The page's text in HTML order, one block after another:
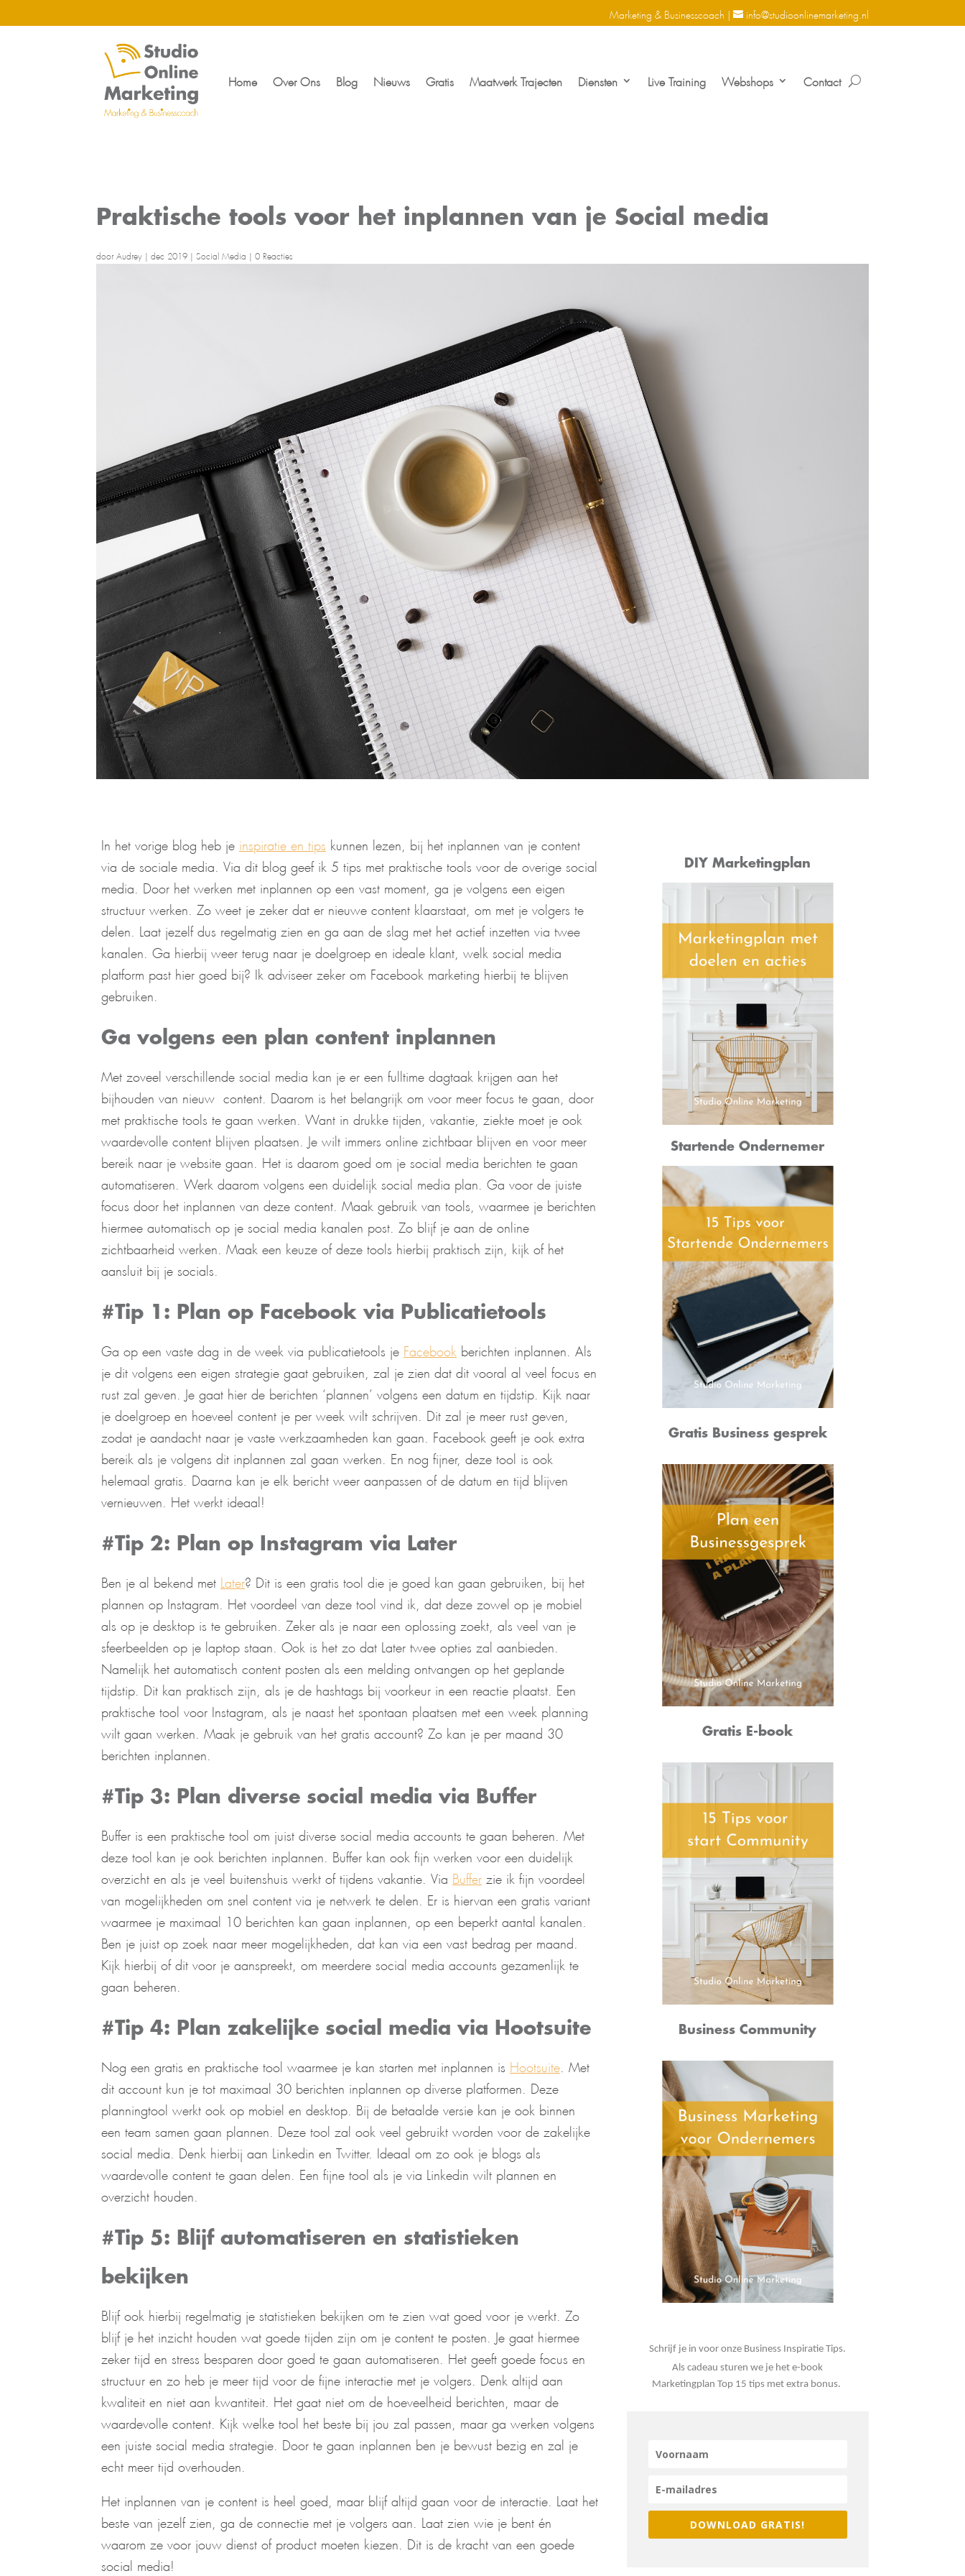
Marketing & Businesscoach | info@studioonlinemarketing.nl
Home Over Ons Blog Nieuws Gratis Maatwerk Trajecten Diensten Live Training Webshops Contact
Praktische tools voor het inplannen van je Social media
door Audrey |dec 2019 Social Media |0 Reacties
In het vorige blog heb je inspiratie en tips kunnen lezen, bij het inplannen van je content
via de sociale media. Via dit blog geef ik 5 tips met praktische tools voor de overige social
media. Door het werken met inplannen op een vast moment, ga je volgens een eigen
structuur werken. Zo weet je zeker dat er nieuwe content klaarstaat, om met je volgers te
delen. Laat jezelf dus regelmatig zien en ga aan de slag met het actief inzetten via twee
kanalen. Ga hierbij weer terug naar je doelgroep en ideale klant, welk social media
platform past hier goed bij? Ik adviseer zeker om Facebook marketing hierbij te blijven
gebruiken.
Ga volgens een plan content inplannen
Met zoveel verschillende social media kan je er een fulltime dagtaak krijgen aan het
bijhouden van nieuw content. Daarom is het belangrijk om voor meer focus te gaan, door
met praktische tools te gaan werken. Want in drukke tijden, vakantie, ziekte moet je ook
waardevolle content blijven plaatsen. Je wilt immers online zichtbaar blijven en voor meer
bereik naar je website gaan. Het is daarom goed om je social media berichten te gaan
automatiseren. Werk daarom volgens een duidelijk social media plan. Ga voor de juiste
focus door het inplannen van deze content. Maak gebruik van tools, waarmee je berichten
hiermee automatisch op je social media kanalen post. Zo blijf je aan de online
zichtbaarheid werken. Maak een keuze of deze tools hierbij praktisch zijn, kijk of het
aansluit bij je socials.
#Tip 1: Plan op Facebook via Publicatietools
Ga op een vaste dag in de week via publicatietools je Facebook berichten inplannen. Als
je dit volgens een eigen strategie gaat gebruiken, zal je zien dat dit vooral al veel focus en
rust zal geven. Je gaat hier de berichten ‘plannen’ volgens een datum en tijdstip. Kijk naar
je doelgroep en hoeveel content je per week wilt schrijven. Dit zal je meer rust geven,
zodat je aandacht naar je vaste werkzaamheden kan gaan. Facebook geeft je ook extra
bereik als je volgens dit inplannen zal gaan werken. En nog fijner, deze tool is ook
helemaal gratis. Daarna kan je elk bericht weer aanpassen of de datum en tijd blijven
vernieuwen. Het werkt ideaal!
#Tip 2: Plan op Instagram via Later
Ben je al bekend met Later ? Dit is een gratis tool die je goed kan gaan gebruiken, bij het
plannen op Instagram. Het voordeel van deze tool vind ik, dat deze zowel op je mobiel
als op je desktop is te gebruiken. Zeker als je naar een oplossing zoekt, als veel van je
sfeerbeelden op je laptop staan. Ook is het zo dat Later twee opties zal aanbieden.
Namelijk het automatisch content posten als een melding ontvangen op het geplande
tijdstip. Dit kan praktisch zijn, als je de hashtags bij voorkeur in een reactie plaatst. Een
praktische tool voor Instagram, als je naast het spontaan plaatsen met een week planning
wilt gaan werken. Maak je gebruik van het gratis account? Zo kan je per maand 30
berichten inplannen.
#Tip 3: Plan diverse social media via Buffer
Buffer is een praktische tool om juist diverse social media accounts te gaan beheren. Met
deze tool kan je ook berichten inplannen. Buffer kan ook fijn werken voor een duidelijk
overzicht en als je veel buitenshuis werkt of tijdens vakantie. Via Buffer zie ik fijn voordeel
van mogelijkheden om snel content via je netwerk te delen. Er is hiervan een gratis variant
waarmee je maximaal 10 berichten kan gaan inplannen, op een beperkt aantal kanalen.
Ben je juist op zoek naar meer mogelijkheden, dat kan via een vast bedrag per maand.
Kijk hierbij of dit voor je aanspreekt, om meerdere social media accounts gezamenlijk te
#Tip 4: Plan zakelijke social media via Hootsuite
Nog een gratis en praktische tool waarmee je kan starten met inplannen is Hootsuite . Met
dit account kun je tot maximaal 30 berichten inplannen op diverse platformen. Deze
planningtool werkt ook op mobiel en desktop. Bij de betaalde versie kan je ook binnen
een team samen gaan plannen. Deze tool zal ook veel gebruikt worden voor de zakelijke
social media. Denk hierbij aan Linkedin en Twitter. Ideaal om zo ook je blogs als
waardevolle content te gaan delen. Een fijne tool als je via Linkedin wilt plannen en
overzicht houden.
#Tip 5: Blijf automatiseren en statistieken
bekijken
Blijf ook hierbij regelmatig je statistieken bekijken om te zien wat goed voor je werkt. Zo
blijf je het inzicht houden wat goede tijden zijn om je content te posten. Je gaat hiermee
zeker tijd en stress besparen door goed te gaan automatiseren. Het geeft goede focus en
structuur en zo heb je meer tijd voor de fijne interactie met je volgers. Denk altijd aan
kwaliteit en niet aan kwantiteit. Het gaat niet om de hoeveelheid berichten, maar de
waardevolle content. Kijk welke tool het beste bij jou zal passen, maar ga werken volgens
een juiste social media strategie. Door te gaan inplannen ben je bewust bezig en zal je
echt meer tijd overhouden.
Het inplannen van je content is heel goed, maar blijf altijd gaan voor de interactie. Laat het
beste van jezelf zien, ga de connectie met je volgers aan. Laat zien wie je bent én
waarom ze voor jouw dienst of product moeten kiezen. Dit is de kracht van een goede
social media!
DIY Marketingplan
Startende Ondernemer
Gratis Business gesprek
Gratis E-book
Business Community
Schrijf je in voor onze Business Inspiratie Tips.
Als cadeau sturen we je het e-book
Marketingplan Top 15 tips met extra bonus.
DOWNLOAD GRATIS!